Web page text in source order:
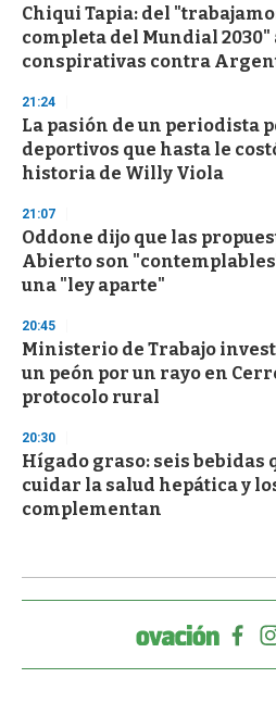
Chiqui Tapia: del
completa del Mundial 2030"
conspirativas contra
21:24
La pasión de un periodista
deportivos que hasta le
historia de Willy Viola
21:07
Oddone dijo que las
Abierto son
una "ley aparte"
20:45
Ministerio de Trabajo
un peón por un rayo en
protocolo rural
20:30
Hígado graso: seis bebidas
cuidar la salud hepática y
complementan